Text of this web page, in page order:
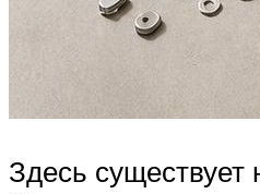
Здесь существует